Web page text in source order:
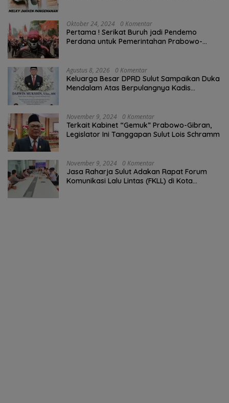
Oktober 24, 2024 0 Komentar
Pertama ! Serikat Buruh jadi Pendemo
Perdana untuk Pemerintahan Prabowo-
Agustus 8, 2026 0 Komentar
Keluarga Besar DPRD Sulut Sampaikan Duka
Mendalam Atas Berpulangnya Kadis
November 9, 2024 0 Komentar
Terkait Kabinet “Gemuk” Prabowo-Gibran,
Legislator Ini Tanggapan Sulut Lois Schramm
November 9, 2024 0 Komentar
Jasa Raharja Sulut Adakan Rapat Forum
Komunikasi Lalu Lintas (FKLL) di Kota